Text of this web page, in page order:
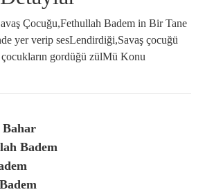
Çocuğu,Fethullah Badem in Bir Tane
yer verip sesLendirdiği,Savaş çocuğü
gordüğü zülMü Konu
Badem